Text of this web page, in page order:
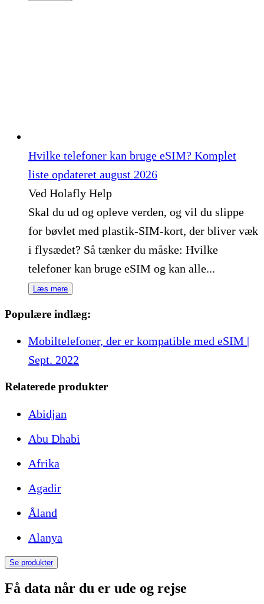
Hvilke telefoner kan bruge eSIM? Komplet
liste opdateret august 2026
Ved Holafly Help
Skal du ud og opleve verden, og vil du slippe
for bøvlet med plastik-SIM-kort, der bliver væk
i flysædet? Så tænker du måske: Hvilke
telefoner kan bruge eSIM og kan alle...
Læs mere
Populære indlæg:
Mobiltelefoner, der er kompatible med eSIM |
Sept. 2022
Relaterede produkter
Abidjan
Abu Dhabi
Afrika
Agadir
Åland
Alanya
Se produkter
Få data når du er ude og rejse